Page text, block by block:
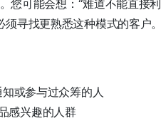
您可能会想：“难道不能直接
寻找更熟悉这种模式的客户。
或参与过众筹的人
感兴趣的人群